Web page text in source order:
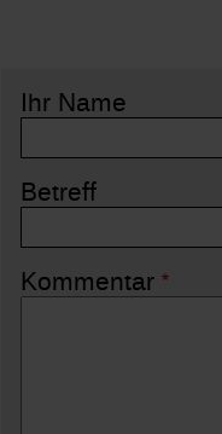
Ihr Name
Betreff
Kommentar